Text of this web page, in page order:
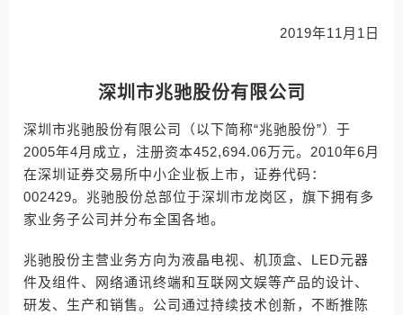
2019年11月1日
深圳市兆驰股份有限公司
深圳市兆驰股份有限公司（以下简称“兆驰股份”）于
2005年4月成立，注册资本452,694.06万元。2010年6月
在深圳证券交易所中小企业板上市，证券代码：
002429。兆驰股份总部位于深圳市龙岗区，旗下拥有多
家业务子公司并分布全国各地。
兆驰股份主营业务方向为液晶电视、机顶盒、LED元器
件及组件、网络通讯终端和互联网文娱等产品的设计、
研发、生产和销售。公司通过持续技术创新，不断推陈